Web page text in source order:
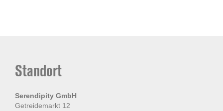
Standort
Serendipity GmbH
Getreidemarkt 12